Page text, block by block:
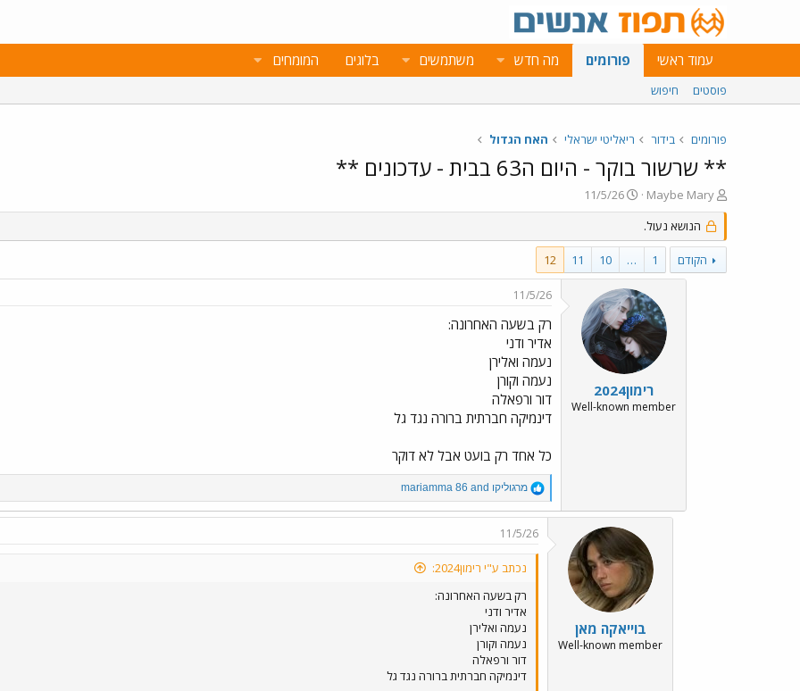
עמוד ראשי פורומים מה חדש משתמשים בלוגים המומחים
פוסטים חיפוש
פורומים בידור ריאליטי ישראלי האח הגדול
** שרשור בוקר - היום ה63 בבית - עדכונים **
פ
ו
ת
ח
ה
נ
Maybe Mary
פ
ו
ס
ב
ת
א
ר
י
ך
11/5/26
הנושא נעול.
הקודם 1
…
10
11
12
רימון2024
Well-known member
11/5/26
רק בשעה האחרונה:
אדיר ודני
נעמה ואלירן
נעמה וקורן
דור ורפאלה
דינמיקה חברתית ברורה נגד גל
כל אחד רק בועט אבל לא דוקר
R
e
a
c
o
s
מרגוליקו mariamma 86
בוייאקה מאן
Well-known member
11/5/26
נכתב ע"י רימון2024:
רק בשעה האחרונה:
אדיר ודני
נעמה ואלירן
נעמה וקורן
דור ורפאלה
דינמיקה חברתית ברורה נגד גל